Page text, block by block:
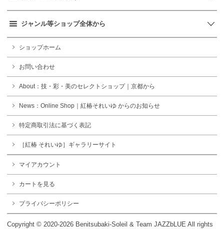
ジャンル等ショップ全体から
ショップホーム
お問い合わせ
About：技・彩・美のセレクトショップ｜京都から
News：Online Shop｜紅椿それいゆ からのお知らせ
特定商取引法に基づく表記
［紅椿 それいゆ］ギャラリーサイト
マイアカウント
カートを見る
プライバシーポリシー
Copyright © 2020-2026 Benitsubaki-Soleil & Team JAZZbLUE All rights